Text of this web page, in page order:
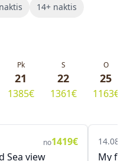
14+ naktis
Pk
21
1385€
S
22
1361€
O
25
1163€
no1419€
Sea view
My